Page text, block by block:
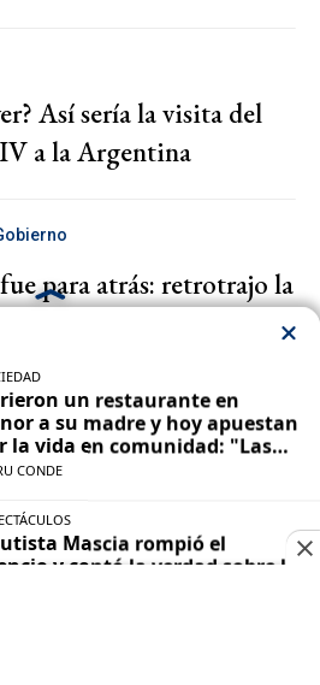
Así sería la visita del
a la Argentina
para atrás: retrotrajo la
los puertos
vivienda: La Rioja avanza